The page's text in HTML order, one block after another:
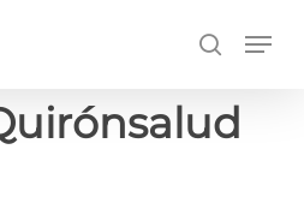
búsqueda